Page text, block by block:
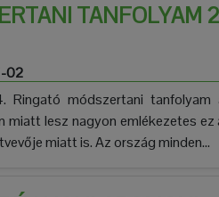
TANFOLYAM
02
Ringató módszertani tanfolyam
miatt lesz nagyon emlékezetes ez
miatt is. Az ország minden...